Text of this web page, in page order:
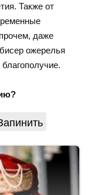
Также от
даже
ожерелья